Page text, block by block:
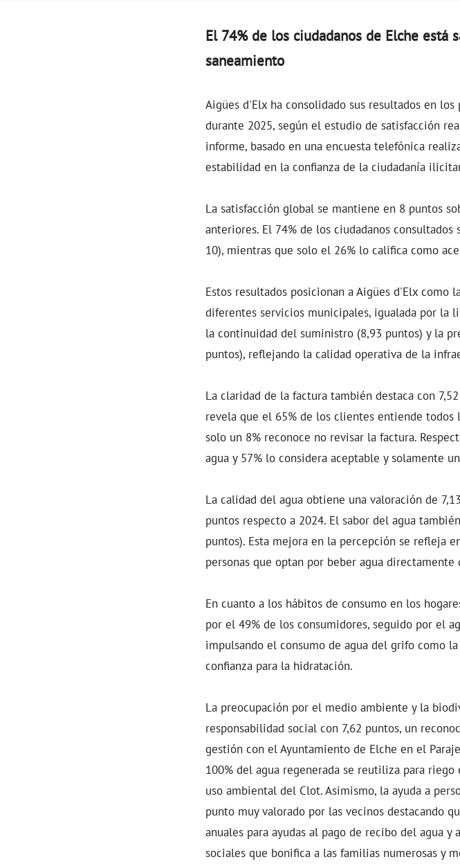
El 74% de los ciudadanos de Elche está
saneamiento
Aigües d'Elx ha consolidado sus resultados en
durante 2025, según el estudio de satisfacción
informe, basado en una encuesta telefónica
estabilidad en la confianza de la ciudadanía
La satisfacción global se mantiene en 8 puntos
anteriores. El 74% de los ciudadanos
10), mientras que solo el 26% lo califica como
Estos resultados posicionan a Aigües d'Elx
diferentes servicios municipales, igualada por la
la continuidad del suministro (8,93 puntos) y la
puntos), reflejando la calidad operativa de la
La claridad de la factura también destaca con
revela que el 65% de los clientes entiende
solo un 8% reconoce no revisar la factura.
agua y 57% lo considera aceptable y solamente
La calidad del agua obtiene una valoración de
puntos respecto a 2024. El sabor del agua
puntos). Esta mejora en la percepción se refleja
personas que optan por beber agua
En cuanto a los hábitos de consumo en los
por el 49% de los consumidores, seguido por el
impulsando el consumo de agua del grifo como
confianza para la hidratación.
La preocupación por el medio ambiente y la
responsabilidad social con 7,62 puntos, un
gestión con el Ayuntamiento de Elche en el
100% del agua regenerada se reutiliza para riego
uso ambiental del Clot. Asimismo, la ayuda a
punto muy valorado por las vecinos destacando
anuales para ayudas al pago de recibo del agua
sociales que bonifica a las familias numerosas y